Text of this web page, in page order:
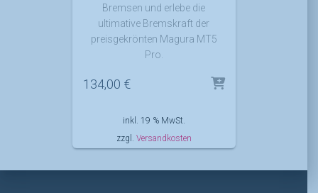
Bremsen und erlebe die
ultimative Bremskraft der
preisgekrönten Magura MT5
Pro.
134,00 €
inkl. 19 % MwSt.
zzgl. Versandkosten